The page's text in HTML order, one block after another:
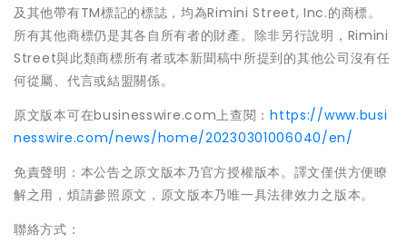
及其他帶有TM標記的標誌，均為Rimini Street, Inc.的商標。
所有其他商標仍是其各自所有者的財產。除非另行說明，Rimini
Street與此類商標所有者或本新聞稿中所提到的其他公司沒有任
何從屬、代言或結盟關係。
原文版本可在businesswire.com上查閱：https://www.busi
nesswire.com/news/home/20230301006040/en/
免責聲明：本公告之原文版本乃官方授權版本。譯文僅供方便瞭
解之用，煩請參照原文，原文版本乃唯一具法律效力之版本。
聯絡方式：